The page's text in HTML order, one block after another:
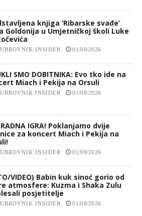
knjiga ‘Ribarske svađe’
Goldonija u Umjetničkoj školi Luke
INSIDER 01/08/2026
SMO DOBITNIKA: Evo tko ide na
Miach i Pekija na Orsuli
INSIDER 01/08/2026
IGRA! Poklanjamo dvije
za koncert Miach i Pekija na
INSIDER 01/08/2026
VIDEO) Babin kuk sinoć gorio od
atmosfere: Kuzma i Shaka Zulu
posjetitelje
INSIDER 01/08/2026